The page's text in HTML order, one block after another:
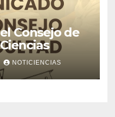
Consejo de
NOTICIENCIAS